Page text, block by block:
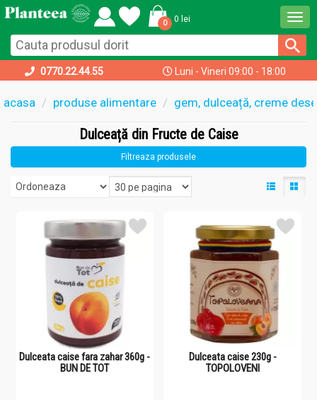
0 0 lei
0770.22.44.55 Luni - Vineri 09:00 - 18:00
acasa produse alimentare gem, dulceață, creme
Dulceață din Fructe de Caise
Filtreaza produsele
Dulceata caise fara zahar 360g -
BUN DE TOT
Dulceata caise 230g -
TOPOLOVENI